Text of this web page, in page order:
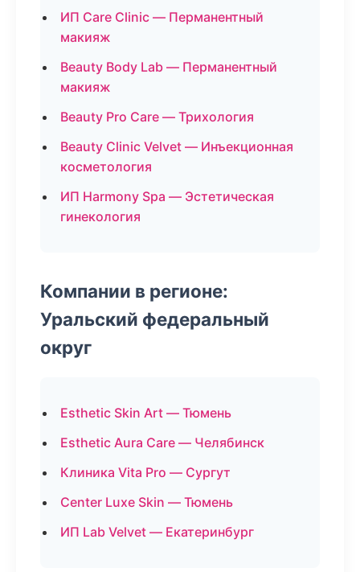
ИП Care Clinic — Перманентный
макияж
Beauty Body Lab — Перманентный
макияж
Beauty Pro Care — Трихология
Beauty Clinic Velvet — Инъекционная
косметология
ИП Harmony Spa — Эстетическая
гинекология
Компании в регионе:
Уральский федеральный
округ
Esthetic Skin Art — Тюмень
Esthetic Aura Care — Челябинск
Клиника Vita Pro — Сургут
Center Luxe Skin — Тюмень
ИП Lab Velvet — Екатеринбург